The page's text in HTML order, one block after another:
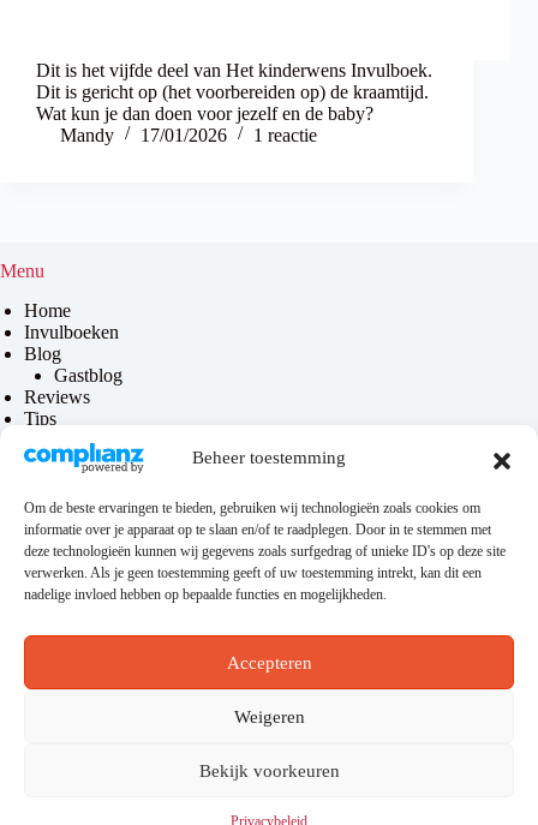
Beheer toestemming
Om de beste ervaringen te bieden, gebruiken wij technologieën zoals cookies om
informatie over je apparaat op te slaan en/of te raadplegen. Door in te stemmen met
deze technologieën kunnen wij gegevens zoals surfgedrag of unieke ID's op deze site
verwerken. Als je geen toestemming geeft of uw toestemming intrekt, kan dit een
nadelige invloed hebben op bepaalde functies en mogelijkheden.
Accepteren
Weigeren
Bekijk voorkeuren
Privacybeleid
Dit is het vijfde deel van Het kinderwens Invulboek.
Dit is gericht op (het voorbereiden op) de kraamtijd.
Wat kun je dan doen voor jezelf en de baby?
Mandy
17/01/2026 1 reactie
Menu
Home
Invulboeken
Blog
Gastblog
Reviews
Tips
Over mij
Privacy & disclaimer
Privacybeleid
Disclaimer
betrouwbare hostingprovider? Zie dandeze link